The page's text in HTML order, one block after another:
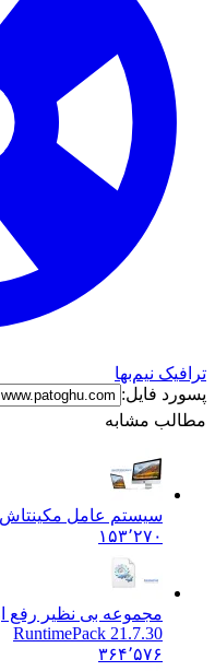
ترافیک نیم‌بها
پسورد فایل:
مطالب مشابه
سیستم عامل مکینتاش
۱۵۳٬۲۷۰
مجموعه بی نظیر رفع
RuntimePack 21.7.30
۳۶۴٬۵۷۶